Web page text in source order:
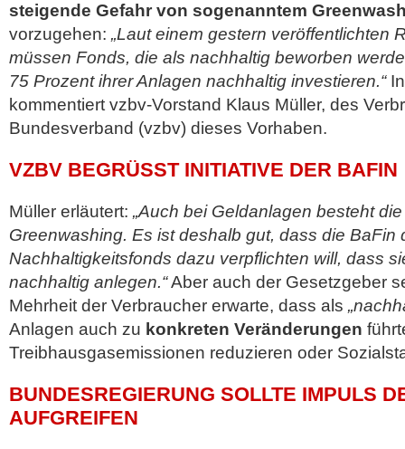
steigende Gefahr von sogenanntem
vorzugehen: „Laut einem gestern veröffentlichten
müssen Fonds, die als nachhaltig beworben
75 Prozent ihrer Anlagen nachhaltig investieren.“In
kommentiert vzbv-Vorstand Klaus Müller, des
Bundesverband (vzbv) dieses Vorhaben.
VZBV BEGRÜSST INITIATIVE DER BAFIN
Müller erläutert: „Auch bei Geldanlagen besteht
Greenwashing. Es ist deshalb gut, dass die BaFin
Nachhaltigkeitsfonds dazu verpflichten will, dass
nachhaltig anlegen.“Aber auch der Gesetzgeber
Mehrheit der Verbraucher erwarte, dass als
Anlagen auch zu konkreten Veränderungen
Treibhausgasemissionen reduzieren oder
BUNDESREGIERUNG SOLLTE IMPULS
AUFGREIFEN